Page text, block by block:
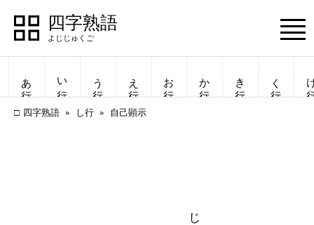
四字熟語 Menu
あ行 い行 う行 え行 お行 か行 き行 く行
四字熟語 し行 自己顕示